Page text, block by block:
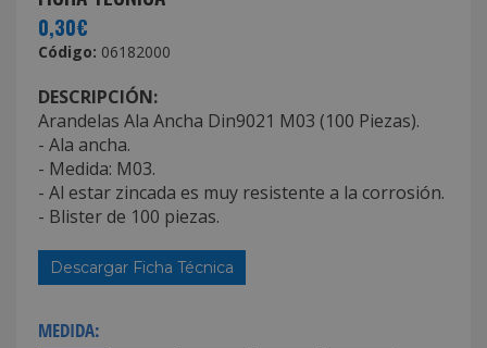
0,30€
Código: 06182000
DESCRIPCIÓN:
Arandelas Ala Ancha Din9021 M03 (100 Piezas).
- Ala ancha.
- Medida: M03.
- Al estar zincada es muy resistente a la corrosión.
- Blister de 100 piezas.
Descargar Ficha Técnica
MEDIDA: